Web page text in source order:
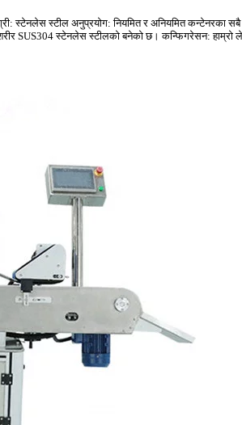
स्टेनलेस स्टील अनुप्रयोग: नियमित र अनियमित कन्टेनरका
SUS304 स्टेनलेस स्टीलको बनेको छ। कन्फिगरेसन: हाम्रो